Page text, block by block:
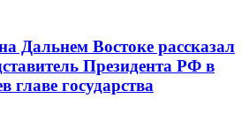
Дальнем Востоке рассказал
Президента РФ в
государства